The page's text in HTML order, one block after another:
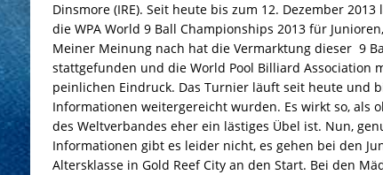
Dinsmore (IRE). Seit heute bis zum 12. Dezember
die WPA World 9 Ball Championships 2013 für
Meiner Meinung nach hat die Vermarktung dieser 9
stattgefunden und die World Pool Billiard Association
peinlichen Eindruck. Das Turnier läuft seit heute und
Informationen weitergereicht wurden. Es wirkt so, als
des Weltverbandes eher ein lästiges Übel ist. Nun,
Informationen gibt es leider nicht, es gehen bei den
Altersklasse in Gold Reef City an den Start. Bei den